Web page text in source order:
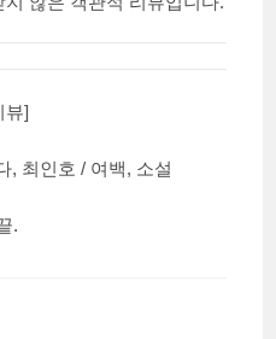
뷰]
, 최인호 / 여백, 소설
.